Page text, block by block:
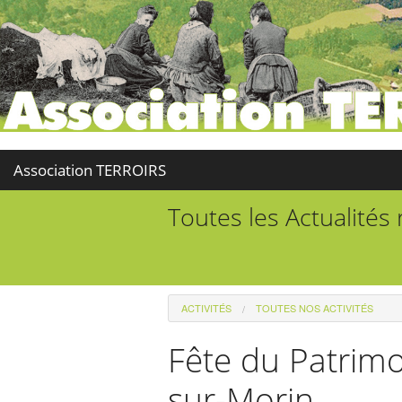
Association TERROIRS
Toutes les Actualités
ACTIVITÉS TOUTES NOS ACTIVITÉS
Fête du